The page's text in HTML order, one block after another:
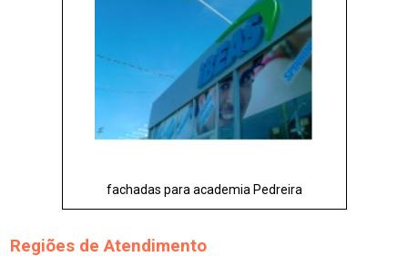
fachadas para academia Pedreira
Regiões de Atendimento